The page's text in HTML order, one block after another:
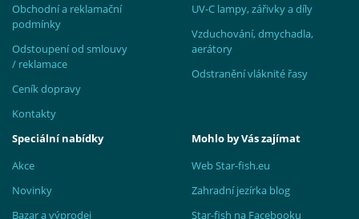
Obchodní a reklamační
podmínky
Odstoupení od smlouvy
/ reklamace
Ceník dopravy
Kontakty
UV-C lampy, zářivky a díly
Vzduchování, dmychadla,
aerátory
Odstranění vláknité řasy
Speciální nabídky
Akce
Novinky
Bazar a výprodej
Mohlo by Vás zajímat
Web Star-fish.eu
Zahradní jezírka blog
Star-fish na Facebooku